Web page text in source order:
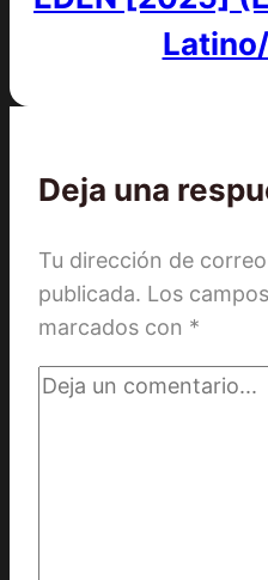
Deja una
Tu dirección de
publicada. Los
marcados con *